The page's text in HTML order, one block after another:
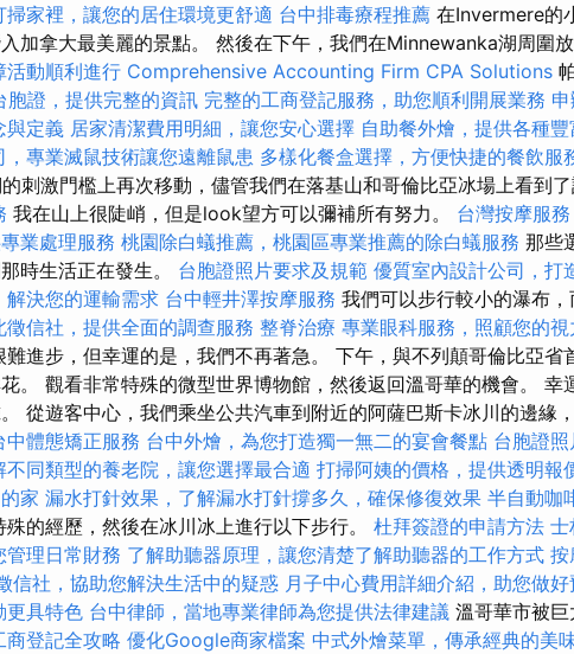
掃家裡，讓您的居住環境更舒適 台中排毒療程推薦 在Invermere的
加拿大最美麗的景點。 然後在下午，我們在Minnewanka湖周圍
活動順利進行 Comprehensive Accounting Firm CPA Solutions
胞證，提供完整的資訊 完整的工商登記服務，助您順利開展業務
與定義 居家清潔費用明細，讓您安心選擇 自助餐外燴，提供各種豐
，專業滅鼠技術讓您遠離鼠患 多樣化餐盒選擇，方便快捷的餐飲服
刺激門檻上再次移動，儘管我們在落基山和哥倫比亞冰場上看到
我在山上很陡峭，但是look望方可以彌補所有努力。 台灣按摩服務
業處理服務 桃園除白蟻推薦，桃園區專業推薦的除白蟻服務 那些
時生活正在發生。 台胞證照片要求及規範 優質室內設計公司，打
決您的運輸需求 台中輕井澤按摩服務 我們可以步行較小的瀑布，
徵信社，提供全面的調查服務 整脊治療 專業眼科服務，照顧您的視
進步，但幸運的是，我們不再著急。 下午，與不列顛哥倫比亞省
。 觀看非常特殊的微型世界博物館，然後返回溫哥華的機會。 幸
從遊客中心，我們乘坐公共汽車到附近的阿薩巴斯卡冰川的邊緣，
中體態矯正服務 台中外燴，為您打造獨一無二的宴會餐點 台胞證照
不同類型的養老院，讓您選擇最合適 打掃阿姨的價格，提供透明報
家 漏水打針效果，了解漏水打針撐多久，確保修復效果 半自動咖
的經歷，然後在冰川冰上進行以下步行。 杜拜簽證的申請方法 士
理日常財務 了解助聽器原理，讓您清楚了解助聽器的工作方式 按
信社，協助您解決生活中的疑惑 月子中心費用詳細介紹，助您做好
更具特色 台中律師，當地專業律師為您提供法律建議 溫哥華市被巨
商登記全攻略 優化Google商家檔案 中式外燴菜單，傳承經典的美